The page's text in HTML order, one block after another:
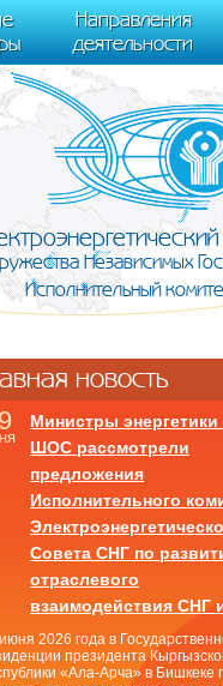
j++) {if
metrika/tag.js", "ym");
Направления
деятельности
Независимых
Исполнительный
новость
Министры энергетики
ШОС рассмотрели
предложения
Исполнительного
Совета СНГ по
отраслевого
взаимодействия
2026 года в
президента
«Ала-Арча» в Бишкеке